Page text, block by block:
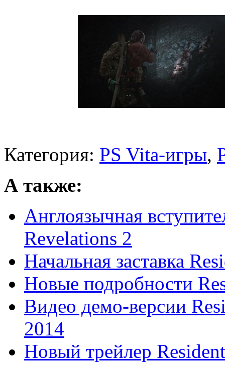
Категория: PS Vita-игры,
А также:
Англоязычная
Revelations 2
Начальная заставка
Новые подробности
Видео демо-версии
2014
Новый трейлер